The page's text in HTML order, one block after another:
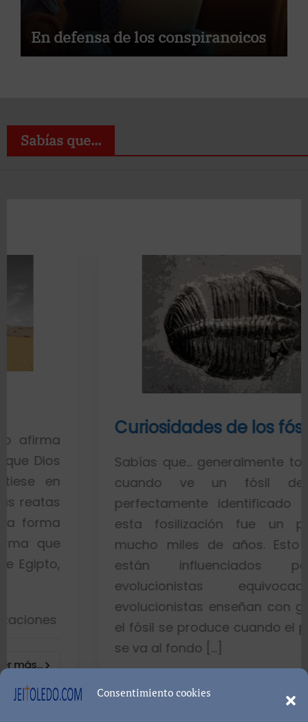
Consentimiento cookies
En defensa de los conspiranoicos
Sabías que...
Curiosidades de los fósiles
Sabías que… generalmente toda la
cuando ve un fósil de un
perfectamente identificado piensa
esta fosilización fue un proceso
mucho miles de años. Esto es
están influenciados por
evolucionistas equivocadas.
evolucionistas enseñan con gráficos
el fósil se produce cuando el pez
se va al fondo […]